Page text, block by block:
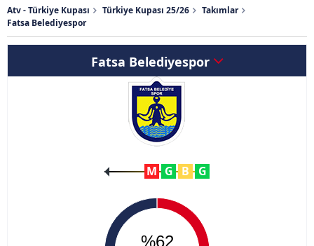
Atv - Türkiye Kupası Türkiye Kupası 25/26
Takımlar
Fatsa Belediyespor
Fatsa Belediyespor
M G B G
%62